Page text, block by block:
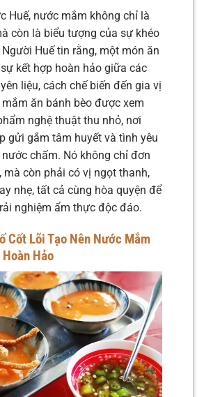
Huế, nước mắm không chỉ là
còn là biểu tượng của sự khéo
Người Huế tin rằng, một món ăn
kết hợp hoàn hảo giữa các
liệu, cách chế biến đến gia vị
ăn bánh bèo được xem
nghệ thuật thu nhỏ, nơi
gửi gắm tâm huyết và tình yêu
chấm. Nó không chỉ đơn
mà còn phải có vị ngọt thanh,
nhẹ, tất cả cùng hòa quyện để
nghiệm ẩm thực độc đáo.
Cốt Lõi Tạo Nên Nước Mắm
Hảo